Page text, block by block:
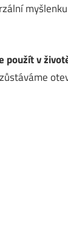
použít v